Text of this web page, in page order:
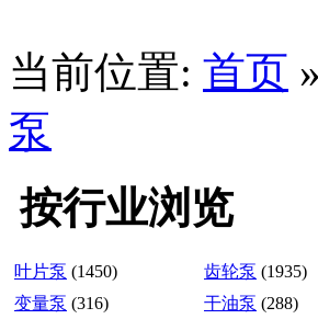
当前位置: 首页 »
泵
按行业浏览
叶片泵 (1450) 齿轮泵 (1935)
变量泵 (316) 干油泵 (288)